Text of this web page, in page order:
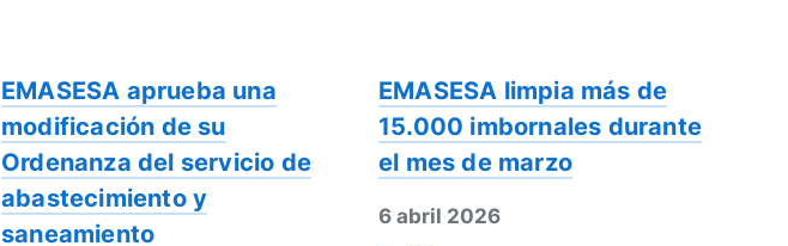
EMASESA aprueba una
modificación de su
Ordenanza del servicio de
abastecimiento y
saneamiento
EMASESA limpia más de
15.000 imbornales durante
el mes de marzo
6 abril 2026